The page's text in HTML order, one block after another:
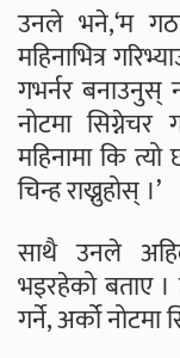
उनले भने,‘म
महिनाभित्र
गभर्नर बनाउनुस्
नोटमा
महिनामा कि
चिन्ह राख्नुहोस् ।’
साथै उनले
भइरहेको बताए ।
गर्ने, अर्को नोटमा